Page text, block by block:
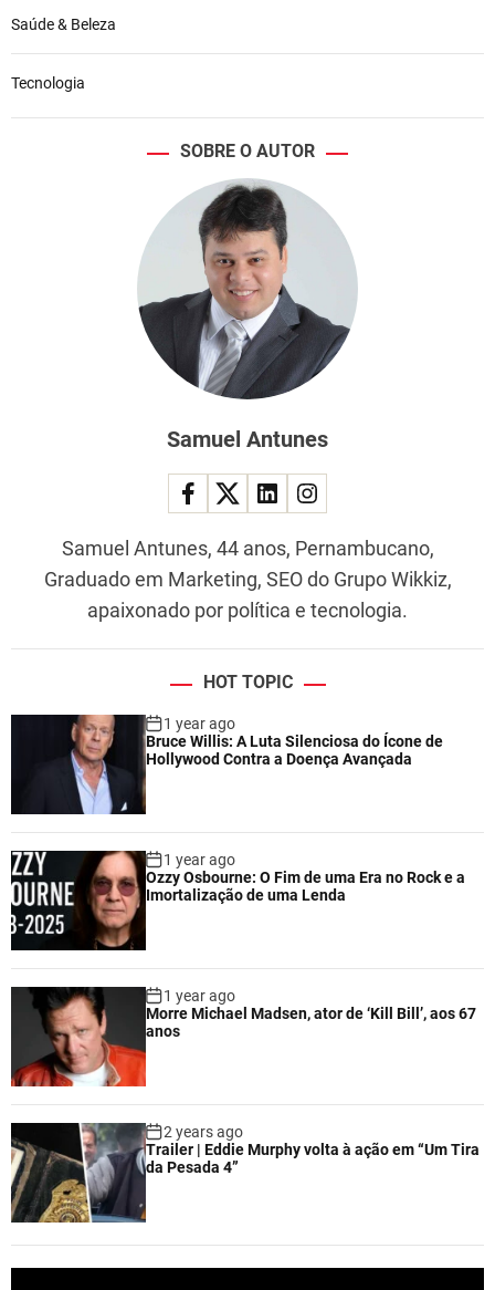
Saúde & Beleza
Tecnologia
SOBRE O AUTOR
Samuel Antunes
Samuel Antunes, 44 anos, Pernambucano,
Graduado em Marketing, SEO do Grupo Wikkiz,
apaixonado por política e tecnologia.
HOT TOPIC
1 year ago
Bruce Willis: A Luta Silenciosa do Ícone de
Hollywood Contra a Doença Avançada
1 year ago
Ozzy Osbourne: O Fim de uma Era no Rock e a
Imortalização de uma Lenda
1 year ago
Morre Michael Madsen, ator de ‘Kill Bill’, aos 67
anos
2 years ago
Trailer | Eddie Murphy volta à ação em “Um Tira
da Pesada 4”